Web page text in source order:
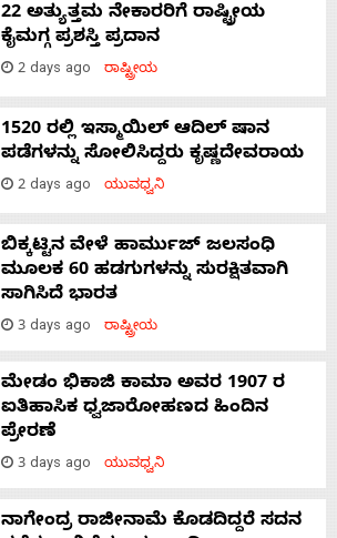
22 ಅತ್ಯುತ್ತಮ ನೇಕಾರರಿಗೆ ರಾಷ್ಟ್ರೀಯ
ಕೈಮಗ್ಗ ಪ್ರಶಸ್ತಿ ಪ್ರದಾನ
2 days ago ರಾಷ್ಟ್ರೀಯ
1520 ರಲ್ಲಿ ಇಸ್ಮಾಯಿಲ್ ಆದಿಲ್ ಷಾನ
ಪಡೆಗಳನ್ನು ಸೋಲಿಸಿದ್ದರು ಕೃಷ್ಣದೇವರಾಯ
2 days ago ಯುವಧ್ವನಿ
ಬಿಕ್ಕಟ್ಟಿನ ವೇಳೆ ಹಾರ್ಮುಜ್ ಜಲಸಂಧಿ
ಮೂಲಕ 60 ಹಡಗುಗಳನ್ನು ಸುರಕ್ಷಿತವಾಗಿ
ಸಾಗಿಸಿದೆ ಭಾರತ
3 days ago ರಾಷ್ಟ್ರೀಯ
ಮೇಡಂ ಭಿಕಾಜಿ ಕಾಮಾ ಅವರ 1907 ರ
ಐತಿಹಾಸಿಕ ಧ್ವಜಾರೋಹಣದ ಹಿಂದಿನ
ಪ್ರೇರಣೆ
3 days ago ಯುವಧ್ವನಿ
ನಾಗೇಂದ್ರ ರಾಜೀನಾಮೆ ಕೊಡದಿದ್ದರೆ ಸದನ